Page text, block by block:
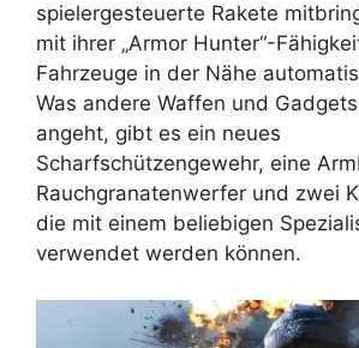
spielergesteuerte Rakete
mit ihrer „Armor Hunter“-
Fahrzeuge in der Nähe
Was andere Waffen und
angeht, gibt es ein neues
Scharfschützengewehr, eine
Rauchgranatenwerfer und zwei
die mit einem beliebigen
verwendet werden können.